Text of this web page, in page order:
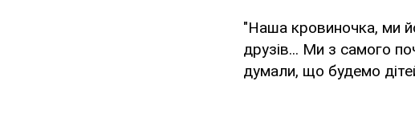
"Наша кровиночка, ми
друзів... Ми з самого
думали, що будемо